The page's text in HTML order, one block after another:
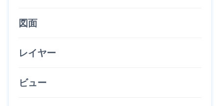
図面
レイヤー
ビュー